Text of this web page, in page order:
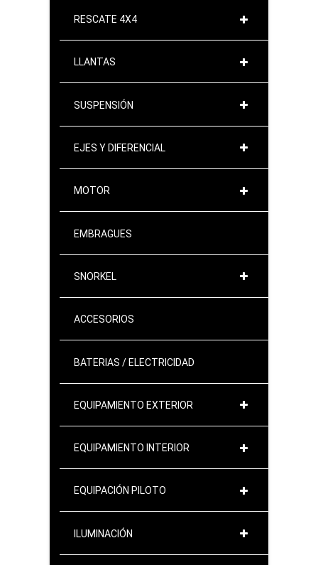
RESCATE 4X4
LLANTAS
SUSPENSIÓN
EJES Y DIFERENCIAL
MOTOR
EMBRAGUES
SNORKEL
ACCESORIOS
BATERIAS / ELECTRICIDAD
EQUIPAMIENTO EXTERIOR
EQUIPAMIENTO INTERIOR
EQUIPACIÓN PILOTO
ILUMINACIÓN